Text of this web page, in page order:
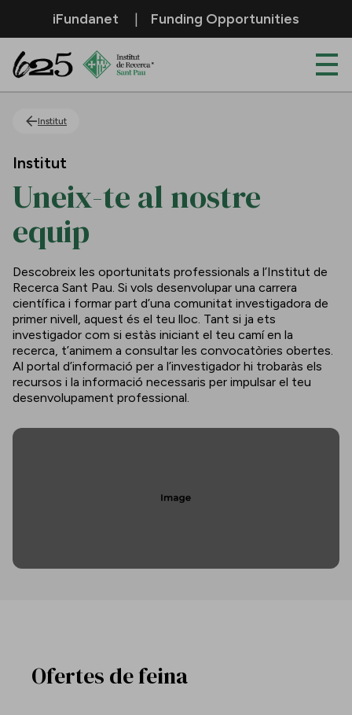
Salta al contingut principal
iFundanet Funding Opportunities
Institut
Institut
Uneix-te al nostre
equip
Descobreix les oportunitats professionals a l’Institut de
Recerca Sant Pau. Si vols desenvolupar una carrera
científica i formar part d’una comunitat investigadora de
primer nivell, aquest és el teu lloc. Tant si ja ets
investigador com si estàs iniciant el teu camí en la
recerca, t’animem a consultar les convocatòries obertes.
Al portal d’informació per a l’investigador hi trobaràs els
recursos i la informació necessaris per impulsar el teu
desenvolupament professional.
Ofertes de feina